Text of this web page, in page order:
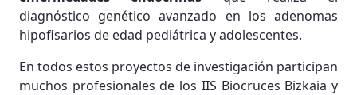
diagnóstico genético avanzado en los adenomas
hipofisarios de edad pediátrica y adolescentes.
En todos estos proyectos de investigación participan
muchos profesionales de los IIS Biocruces Bizkaia y